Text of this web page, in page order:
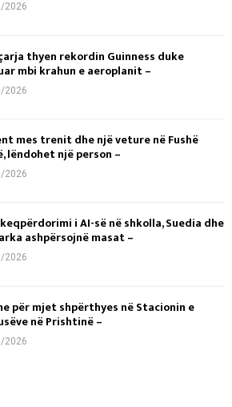
2026
thyen rekordin Guinness duke
mbi krahun e aeroplanit –
2026
mes trenit dhe një veture në Fushë
lëndohet një person –
2026
i AI-së në shkolla, Suedia dhe
ashpërsojnë masat –
2026
për mjet shpërthyes në Stacionin e
në Prishtinë –
2026